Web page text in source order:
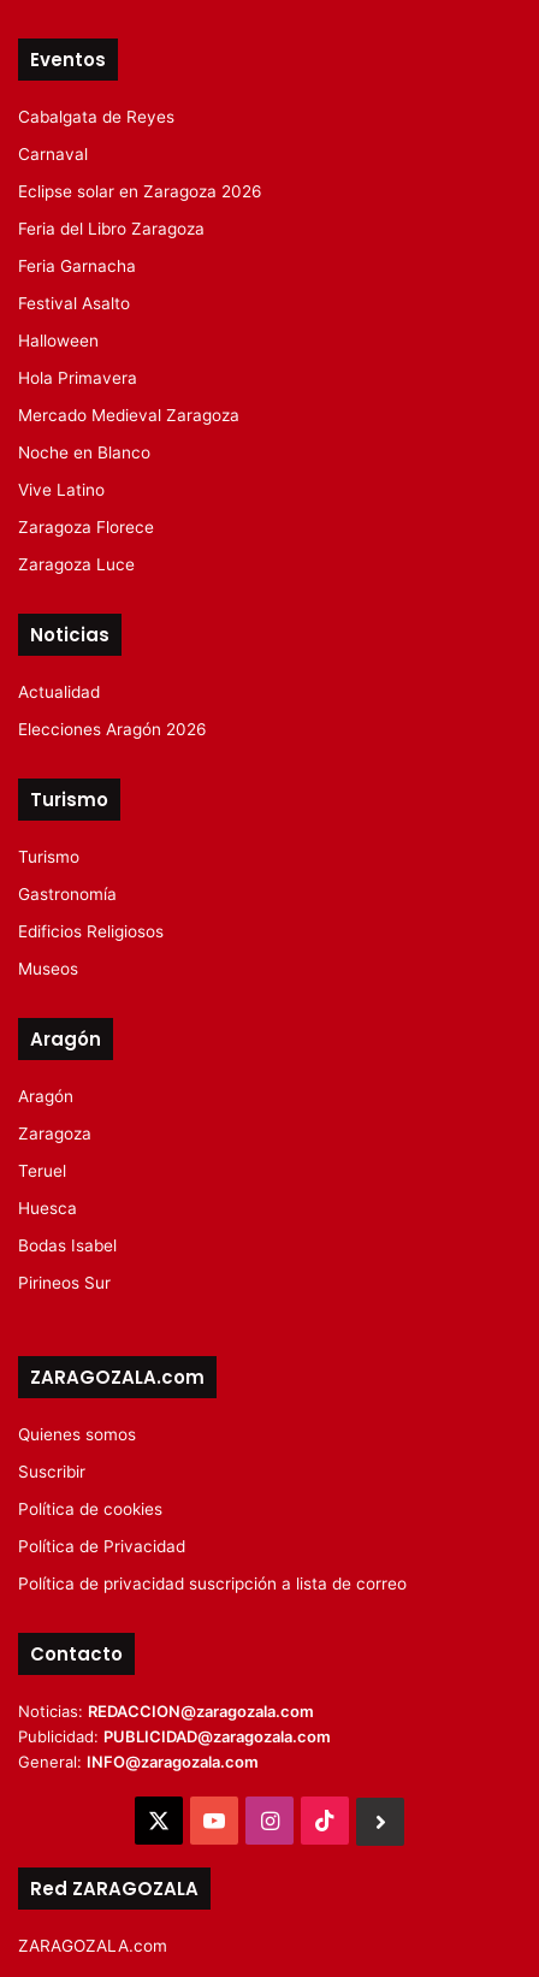
Eventos
Cabalgata de Reyes
Carnaval
Eclipse solar en Zaragoza 2026
Feria del Libro Zaragoza
Feria Garnacha
Festival Asalto
Halloween
Hola Primavera
Mercado Medieval Zaragoza
Noche en Blanco
Vive Latino
Zaragoza Florece
Zaragoza Luce
Noticias
Actualidad
Elecciones Aragón 2026
Turismo
Turismo
Gastronomía
Edificios Religiosos
Museos
Aragón
Aragón
Zaragoza
Teruel
Huesca
Bodas Isabel
Pirineos Sur
ZARAGOZALA.com
Quienes somos
Suscribir
Política de cookies
Política de Privacidad
Política de privacidad suscripción a lista de correo
Contacto
Noticias: REDACCION@zaragozala.com
Publicidad: PUBLICIDAD@zaragozala.com
General: INFO@zaragozala.com
YouTubeInstagram
TikTok
Red ZARAGOZALA
ZARAGOZALA.com